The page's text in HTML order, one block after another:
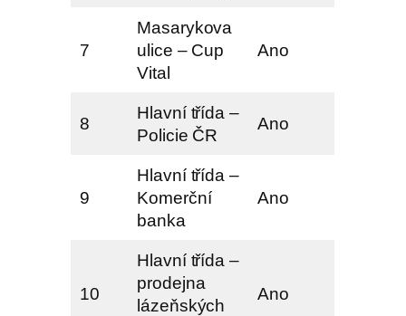
7
Masarykova
ulice – Cup
Vital
Ano
8
Hlavní třída –
Policie ČR
Ano
9
Hlavní třída –
Komerční
banka
Ano
10
Hlavní třída –
prodejna
lázeňských
Ano